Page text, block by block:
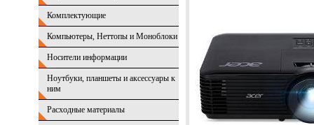
Комплектующие
Компьютеры, Неттопы и Моноблоки
Носители информации
Ноутбуки, планшеты и аксессуары к
ним
Расходные материалы